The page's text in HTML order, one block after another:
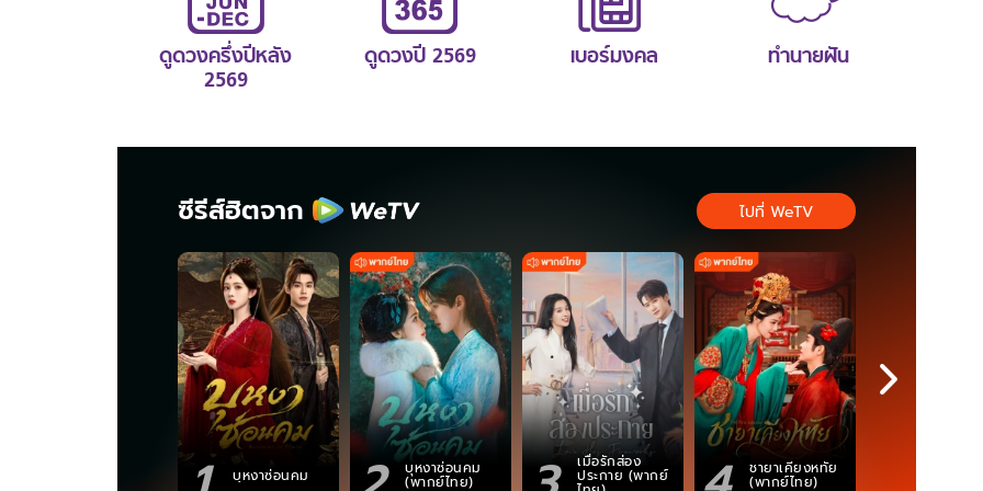
ดูดวงครึ่งปีหลัง
2569
ดูดวงปี 2569 เบอร์มงคล ทำนายฝัน
ซีรีส์ฮิตจาก
บุหงาซ่อนคม บุหงาซ่อนคม
(พากย์ไทย)
เมื่อรักส่อง
ประกาย (พากย์ ชายาเคียงหทัย
(พากย์ไทย)
ไปที่ WeTV